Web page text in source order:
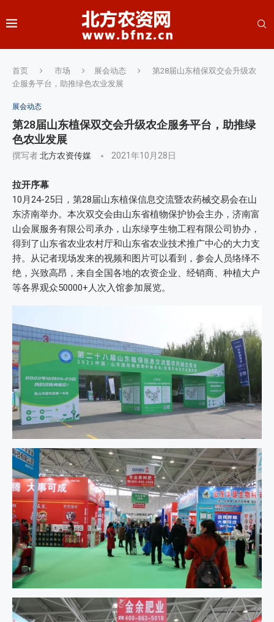
首页 市场 展会动态
第28届山东植保双交会升级农
企服务平台，助推绿色农业发展
展会动态
第28届山东植保双交会升级农企服务平台，助推绿
色农业发展
撰写者北方农资传媒 2021年10月28日
拉开序幕
10月24-25日，第28届山东植保信息交流暨农药械交易会在山
东济南举办。本次双交会由山东省植物保护协会主办，济南富
山会展服务有限公司承办，山东绿亨生物工程有限公司协办，
得到了山东省农业农村厅和山东省农业技术推广中心的大力支
持。从记者现场发来的视频和图片可以看到，参会人员络绎不
绝，兴致高昂，来自全国各地的农资企业、经销商、种植大户
等各界观众50000+人次入馆参加展览。